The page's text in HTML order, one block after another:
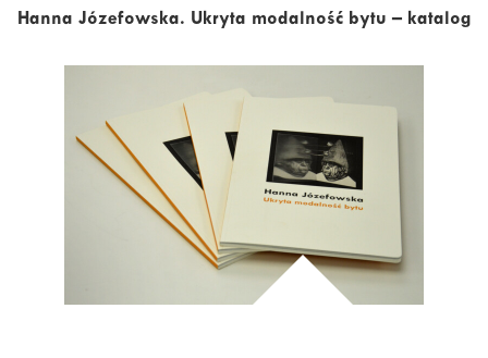
Hanna Józefowska. Ukryta modalność bytu – katalog